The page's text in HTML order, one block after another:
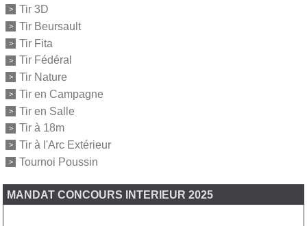
Tir 3D
Tir Beursault
Tir Fita
Tir Fédéral
Tir Nature
Tir en Campagne
Tir en Salle
Tir à 18m
Tir à l'Arc Extérieur
Tournoi Poussin
MANDAT CONCOURS INTERIEUR 2025